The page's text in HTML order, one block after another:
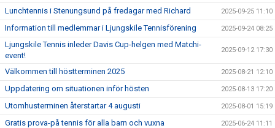
Lunchtennis i Stenungsund på fredagar med Richard 2025-09-25 11:10
Information till medlemmar i Ljungskile Tennisförening 2025-09-24 08:25
Ljungskile Tennis inleder Davis Cup-helgen med Matchi-
event!
2025-09-12 17:30
Välkommen till höstterminen 2025 2025-08-21 12:10
Uppdatering om situationen inför hösten 2025-08-13 17:20
Utomhusterminen återstartar 4 augusti 2025-08-01 15:19
Gratis prova-på tennis för alla barn och vuxna 2025-06-24 11:11